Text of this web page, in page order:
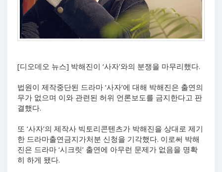
[디오데오 뉴스] 박해진이 ‘사자’와의 분쟁을 마무리했다.
법원이 제작중단된 드라마 ‘사자’에 대해 박해진은 출연의
무가 없으며 이와 관련된 허위 언론보도를 금지한다고 판
결했다.
또 ‘사자’의 제작사 빅토리콘텐츠가 박해진을 상대로 제기
한 드라마출연금지가처분 신청을 기각했다. 이로써 박해
진은 드라마 ‘시크릿’ 출연에 아무런 문제가 없음을 명확
히 하게 됐다.